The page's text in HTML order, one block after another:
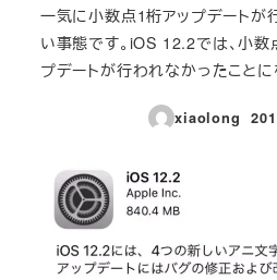
一気に小数点1桁アップデートが
い事態です。iOS 12.2では、小数
プデートが行われなかったことに
xiaolong
投